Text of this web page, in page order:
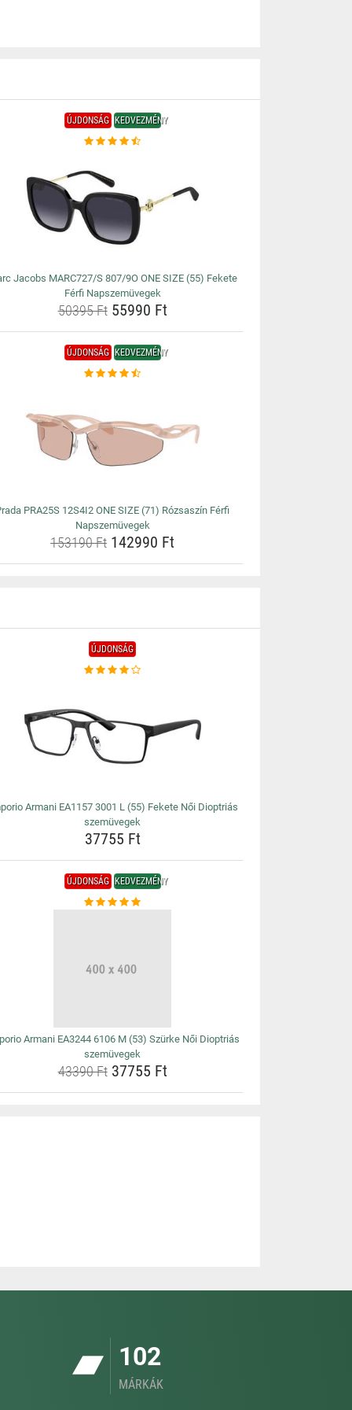
ÚJDONSÁG KEDVEZMÉNY
Jacobs MARC727/S 807/9O ONE SIZE (55) Fekete
Férfi Napszemüvegek
50395 Ft55990 Ft
ÚJDONSÁG KEDVEZMÉNY
PRA25S 12S4I2 ONE SIZE (71) Rózsaszín Férfi
Napszemüvegek
153190 Ft 142990 Ft
ÚJDONSÁG
Armani EA1157 3001 L (55) Fekete Női Dioptriás
szemüvegek
37755 Ft
ÚJDONSÁG KEDVEZMÉNY
Armani EA3244 6106 M (53) Szürke Női Dioptriás
szemüvegek
43390 Ft37755 Ft
102
MÁRKÁK